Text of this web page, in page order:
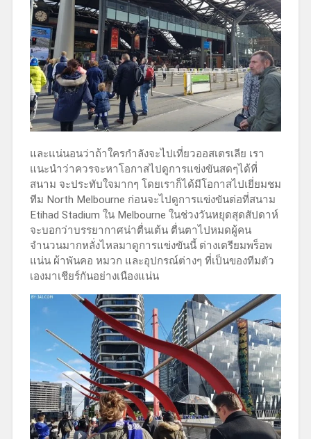
และแน่นอนว่าถ้าใครกำลังจะไปเที่ยวออสเตรเลีย เรา
แนะนำว่าควรจะหาโอกาสไปดูการแข่งขันสดๆได้ที่
สนาม จะประทับใจมากๆ โดยเราก็ได้มีโอกาสไปเยี่ยมชม
ทีม North Melbourne ก่อนจะไปดูการแข่งขันต่อที่สนาม
Etihad Stadium ใน Melbourne ในช่วงวันหยุดสุดสัปดาห์
จะบอกว่าบรรยากาศน่าตื่นเต้น ตื่นตาไปหมดผู้คน
จำนวนมากหลั่งไหลมาดูการแข่งขันนี้ ต่างเตรียมพร็อพ
แน่น ผ้าพันคอ หมวก และอุปกรณ์ต่างๆ ที่เป็นของทีมตัว
เองมาเชียร์กันอย่างเนืองแน่น